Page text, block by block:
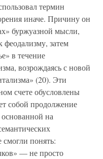
термин
иначе. Причину он
буржуазной мысли,
феодализму, затем
в течение
возрождаясь с новой
(20). Эти
счете обусловлены
собой продолжение
на
понять:
— не просто